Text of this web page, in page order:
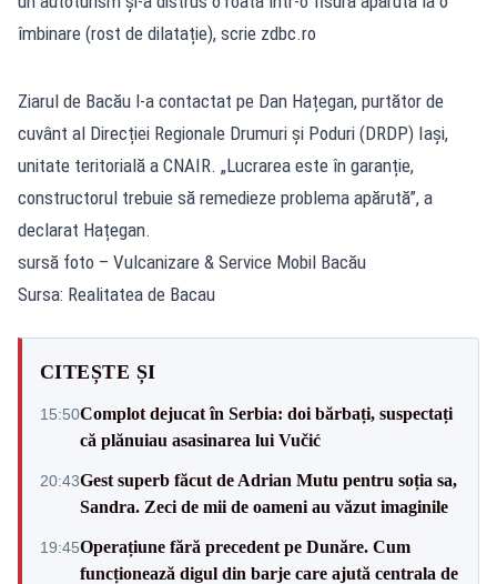
îmbinare (rost de dilatație), scrie zdbc.ro
Ziarul de Bacău l-a contactat pe Dan Hațegan, purtător de
cuvânt al Direcției Regionale Drumuri și Poduri (DRDP) Iași,
unitate teritorială a CNAIR. „Lucrarea este în garanție,
constructorul trebuie să remedieze problema apărută”, a
declarat Hațegan.
sursă foto – Vulcanizare & Service Mobil Bacău
Sursa: Realitatea de Bacau
CITEȘTE ȘI
15:50Complot dejucat în Serbia: doi bărbați, suspectați
că plănuiau asasinarea lui Vučić
20:43Gest superb făcut de Adrian Mutu pentru soția sa,
Sandra. Zeci de mii de oameni au văzut imaginile
19:45Operațiune fără precedent pe Dunăre. Cum
funcționează digul din barje care ajută centrala de